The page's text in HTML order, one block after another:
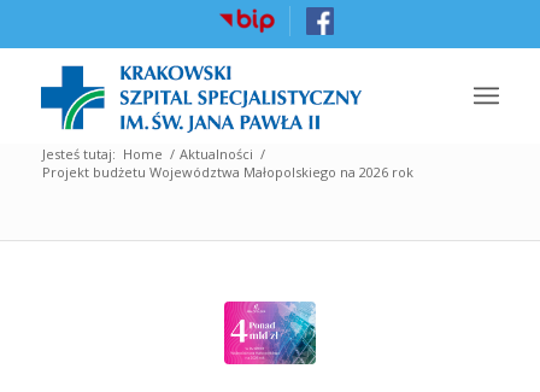
Jesteś tutaj: Home / Aktualności /
Projekt budżetu Województwa Małopolskiego na 2026 rok